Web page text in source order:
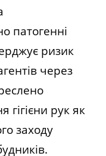
патогенні
ризик
через
рук як
заходу